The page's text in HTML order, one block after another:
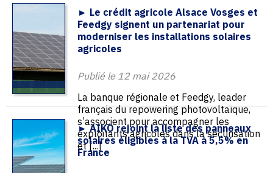
► Le crédit agricole Alsace Vosges et
Feedgy signent un partenariat pour
moderniser les installations solaires
agricoles
Publié le 12 mai 2026
La banque régionale et Feedgy, leader
français du repowering photovoltaïque,
s’associent pour accompagner les
exploitants agricoles dans la sécurisation
et [...]
► AIKO rejoint la liste des panneaux
solaires éligibles à la TVA à 5,5% en
France